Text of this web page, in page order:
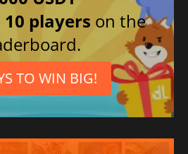
players on the
TO WIN BIG!